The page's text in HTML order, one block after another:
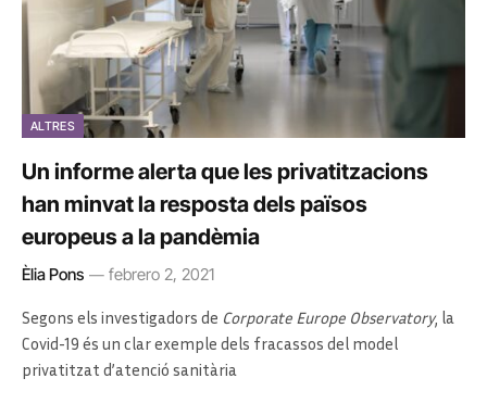
ALTRES
Un informe alerta que les privatitzacions
han minvat la resposta dels països
europeus a la pandèmia
Èlia Pons febrero 2, 2021
Segons els investigadors de Corporate Europe Observatory, la
Covid-19 és un clar exemple dels fracassos del model
privatitzat d’atenció sanitària